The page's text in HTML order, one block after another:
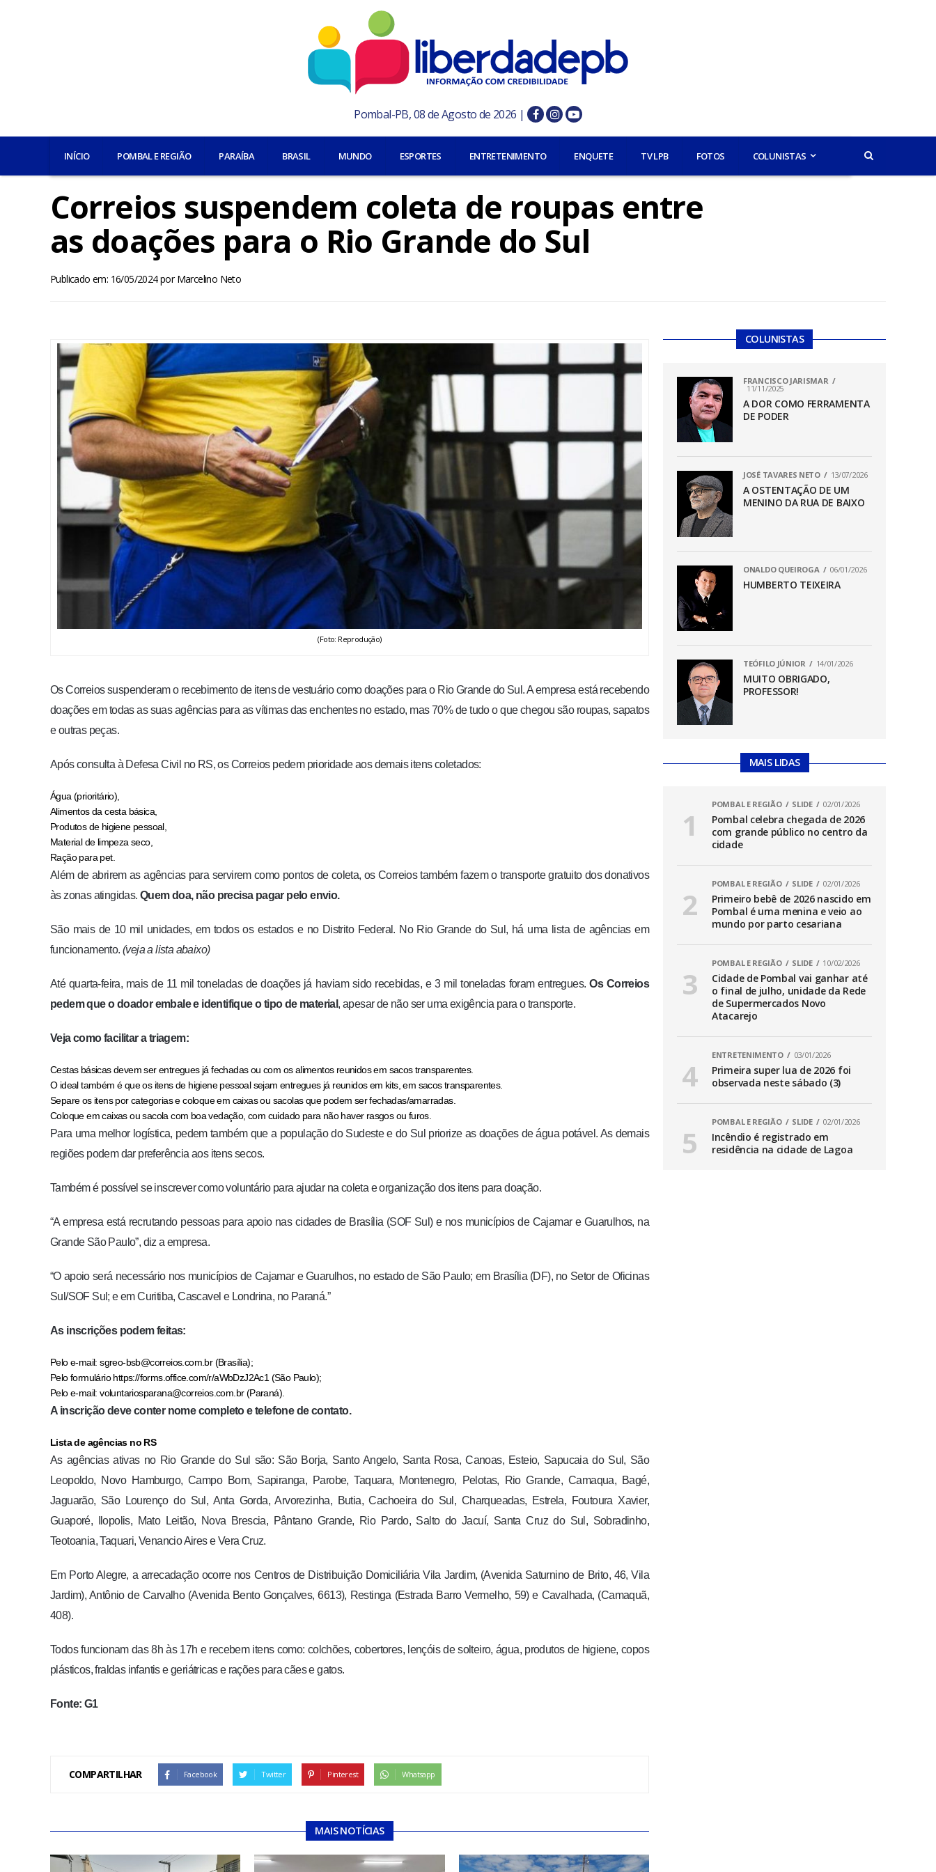
Pombal-PB, 08 de Agosto de 2026 |
INÍCIO POMBAL E REGIÃO PARAÍBA BRASIL MUNDO ESPORTES ENTRETENIMENTO ENQUETE TV LPB FOTOS COLUNISTAS
Correios suspendem coleta de roupas entre
as doações para o Rio Grande do Sul
Publicado em: 16/05/2024porMarcelino Neto
(Foto: Reprodução)
Os Correios suspenderam o recebimento de itens de vestuário como doações para o Rio Grande do Sul. A empresa está recebendo
doações em todas as suas agências para as vítimas das enchentes no estado, mas 70% de tudo o que chegou são roupas, sapatos
e outras peças.
Após consulta à Defesa Civil no RS, os Correios pedem prioridade aos demais itens coletados:
Água (prioritário),
Alimentos da cesta básica,
Produtos de higiene pessoal,
Material de limpeza seco,
Ração para pet.
Além de abrirem as agências para servirem como pontos de coleta, os Correios também fazem o transporte gratuito dos donativos
às zonas atingidas.Quem doa, não precisa pagar pelo envio.
São mais de 10 mil unidades, em todos os estados e no Distrito Federal. No Rio Grande do Sul, há uma lista de agências em
funcionamento.(veja a lista abaixo)
Até quarta-feira, mais de 11 mil toneladas de doações já haviam sido recebidas, e 3 mil toneladas foram entregues.Os Correios
pedem que o doador embale e identifique o tipo de material , apesar de não ser uma exigência para o transporte.
Veja como facilitar a triagem:
Cestas básicas devem ser entregues já fechadas ou com os alimentos reunidos em sacos transparentes.
O ideal também é que os itens de higiene pessoal sejam entregues já reunidos em kits, em sacos transparentes.
Separe os itens por categorias e coloque em caixas ou sacolas que podem ser fechadas/amarradas.
Coloque em caixas ou sacola com boa vedação, com cuidado para não haver rasgos ou furos.
Para uma melhor logística, pedem também que a população do Sudeste e do Sul priorize as doações de água potável. As demais
regiões podem dar preferência aos itens secos.
Também é possível se inscrever como voluntário para ajudar na coleta e organização dos itens para doação.
“A empresa está recrutando pessoas para apoio nas cidades de Brasília (SOF Sul) e nos municípios de Cajamar e Guarulhos, na
Grande São Paulo”, diz a empresa.
“O apoio será necessário nos municípios de Cajamar e Guarulhos, no estado de São Paulo; em Brasília (DF), no Setor de Oficinas
Sul/SOF Sul; e em Curitiba, Cascavel e Londrina, no Paraná.”
As inscrições podem feitas:
Pelo e-mail:sgreo-bsb@correios.com.br(Brasília);
Pelo formulário https://forms.office.com/r/aWbDzJ2Ac1 (São Paulo);
Pelo e-mail:voluntariosparana@correios.com.br(Paraná).
A inscrição deve conter nome completo e telefone de contato.
Lista de agências no RS
As agências ativas no Rio Grande do Sul são: São Borja, Santo Angelo, Santa Rosa, Canoas, Esteio, Sapucaia do Sul, São
Leopoldo, Novo Hamburgo, Campo Bom, Sapiranga, Parobe, Taquara, Montenegro, Pelotas, Rio Grande, Camaqua, Bagé,
Jaguarão, São Lourenço do Sul, Anta Gorda, Arvorezinha, Butia, Cachoeira do Sul, Charqueadas, Estrela, Foutoura Xavier,
Guaporé, Ilopolis, Mato Leitão, Nova Brescia, Pântano Grande, Rio Pardo, Salto do Jacuí, Santa Cruz do Sul, Sobradinho,
Teotoania, Taquari, Venancio Aires e Vera Cruz.
Em Porto Alegre, a arrecadação ocorre nos Centros de Distribuição Domiciliária Vila Jardim, (Avenida Saturnino de Brito, 46, Vila
Jardim), Antônio de Carvalho (Avenida Bento Gonçalves, 6613), Restinga (Estrada Barro Vermelho, 59) e Cavalhada, (Camaquã,
408).
Todos funcionam das 8h às 17h e recebem itens como: colchões, cobertores, lençóis de solteiro, água, produtos de higiene, copos
plásticos, fraldas infantis e geriátricas e rações para cães e gatos.
Fonte: G1
COMPARTILHAR Facebook Twitter Pinterest Whatsapp
MAIS NOTÍCIAS
COLUNISTAS
FRANCISCO JARISMAR
11/11/2025
A DOR COMO FERRAMENTA
DE PODER
JOSÉ TAVARES NETO 13/07/2026
A OSTENTAÇÃO DE UM
MENINO DA RUA DE BAIXO
ONALDO QUEIROGA 06/01/2026
HUMBERTO TEIXEIRA
TEÓFILO JÚNIOR 14/01/2026
MUITO OBRIGADO,
PROFESSOR!
MAIS LIDAS
POMBAL E REGIÃO SLIDE 02/01/2026
Pombal celebra chegada de 2026
com grande público no centro da
cidade
POMBAL E REGIÃO SLIDE 02/01/2026
Primeiro bebê de 2026 nascido em
Pombal é uma menina e veio ao
mundo por parto cesariana
POMBAL E REGIÃO SLIDE 10/02/2026
Cidade de Pombal vai ganhar até
o final de julho, unidade da Rede
de Supermercados Novo
Atacarejo
ENTRETENIMENTO 03/01/2026
Primeira super lua de 2026 foi
observada neste sábado (3)
POMBAL E REGIÃO SLIDE 02/01/2026
Incêndio é registrado em
residência na cidade de Lagoa